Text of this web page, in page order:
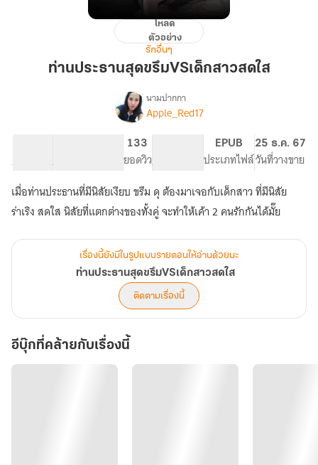
ประธาน
สุด
ขรึมVSเด็ก
โหลด
ตัวอย่าง
รักอื่นๆ
ท่านประธานสุดขรึมVSเด็กสาวสดใส
เรื่อง
ขรึมVSเด็ก
สาว
สดใส
นามปากกา
Apple_Red17
จำนวนคำ จำนวนหน้า (A5)
133
ยอดวิวระดับเนื้อหา
EPUB
ประเภทไฟล์
25 ธ.ค. 67
วันที่วางขาย
เมื่อท่านประธานที่มีนิสัยเงียบ ขรึม ดุ ต้องมาเจอกับเด็กสาว ที่มีนิสัย
ร่าเริง สดใส นิสัยที่แตกต่างของทั้งคู่ จะทำให้เค้า 2 คนรักกันได้มั๊ย
เรื่องนี้ยังมีในรูปแบบรายตอนให้อ่านด้วยนะ
ท่านประธานสุดขรึมVSเด็กสาวสดใส
ติดตามเรื่องนี้
อีบุ๊กที่คล้ายกับเรื่องนี้